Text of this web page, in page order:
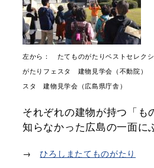
左から： たてものがたりベストセレ
がたりフェスタ 建物見学会（不動院）
スタ 建物見学会（広島県庁舎）
それぞれの建物が持つ「も
知らなかった広島の一面に
→ひろしまたてものがたり